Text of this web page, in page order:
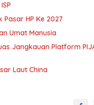
Pasar HP Ke 2027
Umat Manusia
Jangkauan Platform
Laut China